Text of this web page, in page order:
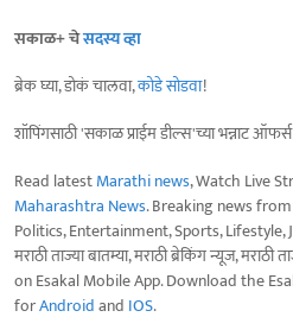
सकाळ+ चेसदस्य व्हा
ब्रेक घ्या, डोकं चालवा,कोडे सोडवा!
शॉपिंगसाठी 'सकाळ प्राईम डील्स'च्या भन्नाट
Read latestMarathi news, Watch Live
Maharashtra News. Breaking news
Politics, Entertainment, Sports,
मराठी ताज्या बातम्या, मराठी ब्रेकिंग न्यूज,
on Esakal Mobile App. Download the
forAndroidand IOS.